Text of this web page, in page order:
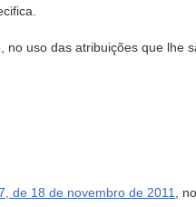
uso das atribuições que lhe
de 18 de novembro de 2011
,